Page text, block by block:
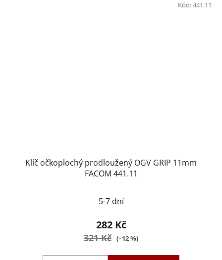
Klíč očkoplochý prodloužený OGV GRIP 11mm
FACOM 441.11
5-7 dní
282 Kč
321 Kč (–12 %)
Kód:441.11